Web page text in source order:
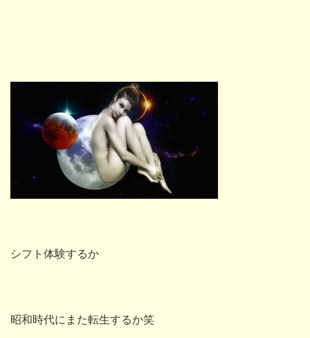
シフト体験するか
昭和時代にまた転生するか笑